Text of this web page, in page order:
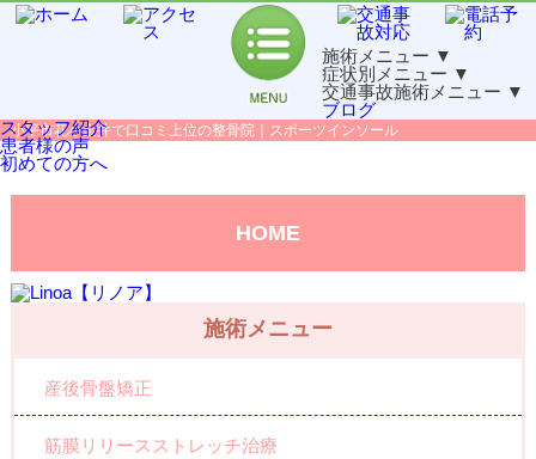
施術メニュー ▼
症状別メニュー ▼
交通事故施術メニュー ▼
ブログ
スタッフ紹介
患者様の声
初めての方へ
小平市花小金井で口コミ上位の整骨院｜スポーツインソール
HOME
施術メニュー
産後骨盤矯正
筋膜リリースストレッチ治療